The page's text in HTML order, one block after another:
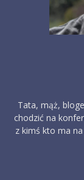
Tata, mąż,
chodzić na
z kimś kto ma